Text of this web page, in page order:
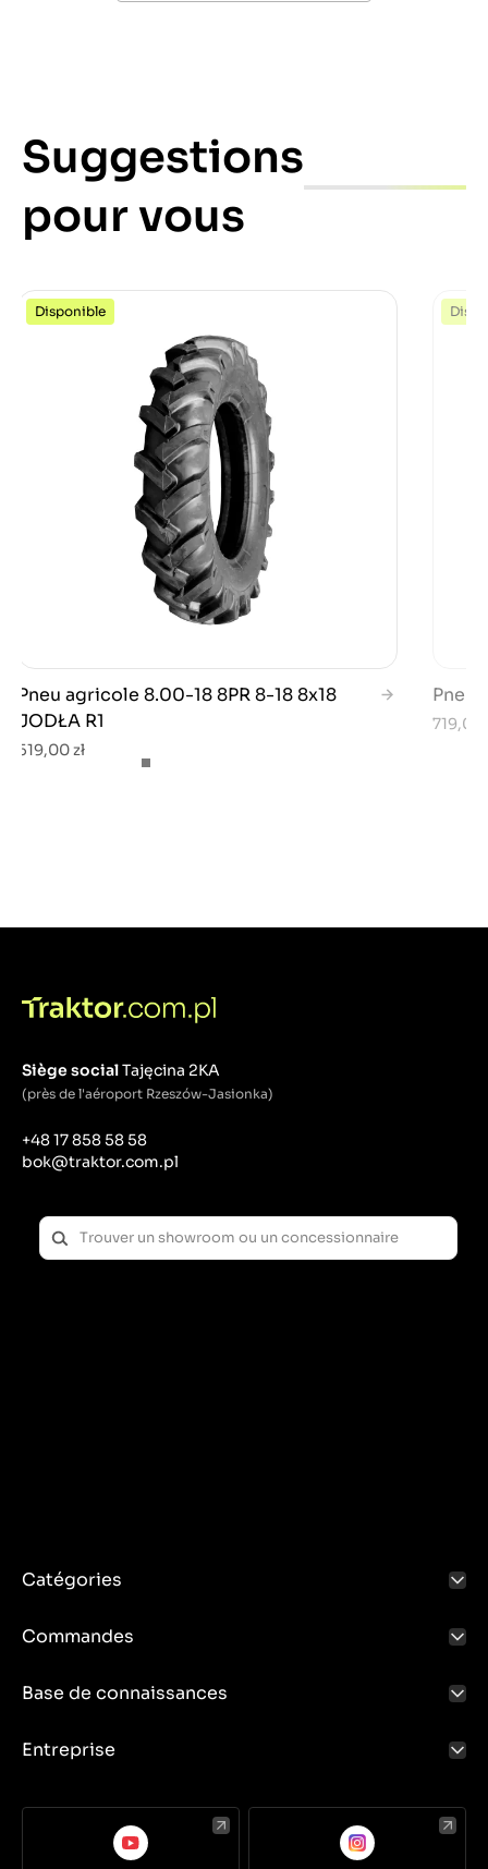
Suggestions
pour vous
Disponible
Pneu agricole 8.00-18 8PR 8-18 8x18
JODŁA R1
519,00 zł
Pneu
719,00
Siège socialTajęcina 2KA
(près de l'aéroport Rzeszów-Jasionka)
+48 17 858 58 58
bok@traktor.com.pl
Catégories
Commandes
Base de connaissances
Entreprise